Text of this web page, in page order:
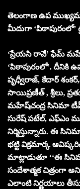
తెలంగాణ ఉప
మీదుగా
‘ప్రేయసి రావే’ ఫేమ్‌
‘పిఠాపురంలో’. దీనికి
పృధ్వీరాజ్‌, కేదార్‌
సాయిప్రణీత్ , శ్రీలు,
మహేష్‌చంద్ర సినిమా టీమ్‌
సురేష్‌ పటేల్‌, ఎఫ్‌ఎం
నిర్మిస్తున్నారు. ఈ
భట్టి విక్రమార్క
మాట్లాడుతూ ‘‘ఈ సినిమా
సందేశాత్మక చిత్రంగా
ఎలాంటి నిర్ణయాలు